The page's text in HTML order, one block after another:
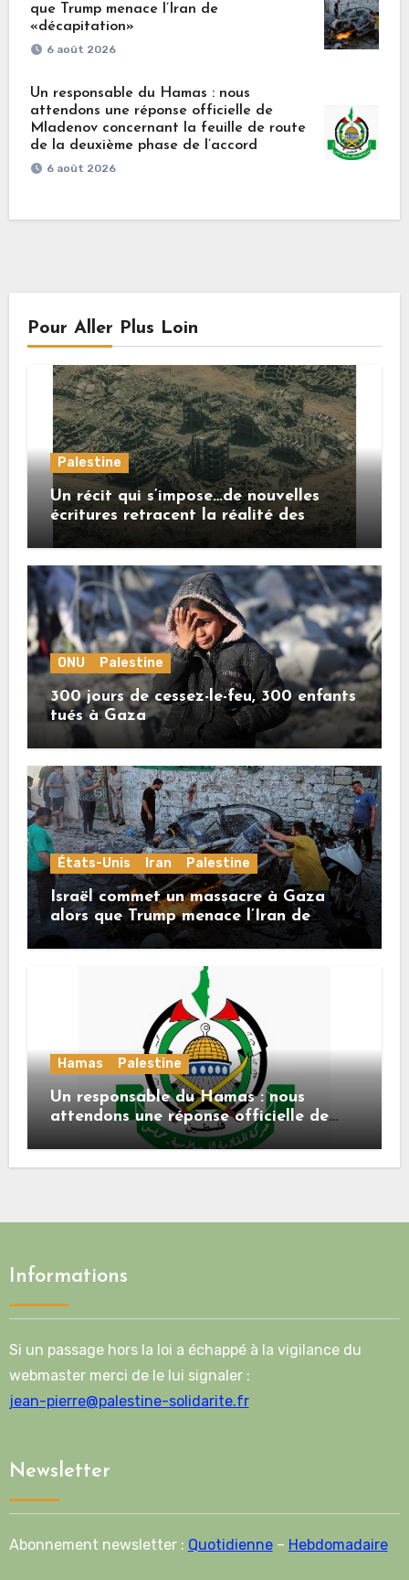
que Trump menace l’Iran de
«décapitation»
6 août 2026
Un responsable du Hamas : nous
attendons une réponse officielle de
Mladenov concernant la feuille de route
de la deuxième phase de l’accord
6 août 2026
Pour Aller Plus Loin
Palestine
Un récit qui s’impose…de nouvelles
écritures retracent la réalité des
crimes sionistes à Gaza
ONU Palestine
300 jours de cessez-le-feu, 300 enfants
tués à Gaza
États-Unis Iran Palestine
Israël commet un massacre à Gaza
alors que Trump menace l’Iran de
«décapitation»
Hamas Palestine
Un responsable du Hamas : nous
attendons une réponse officielle de
Mladenov concernant la feuille de
route de la deuxième phase de l’accord
Informations
Si un passage hors la loi a échappé à la vigilance du
webmaster merci de le lui signaler :
jean-pierre@palestine-solidarite.fr
Newsletter
Abonnement newsletter : Quotidienne– Hebdomadaire